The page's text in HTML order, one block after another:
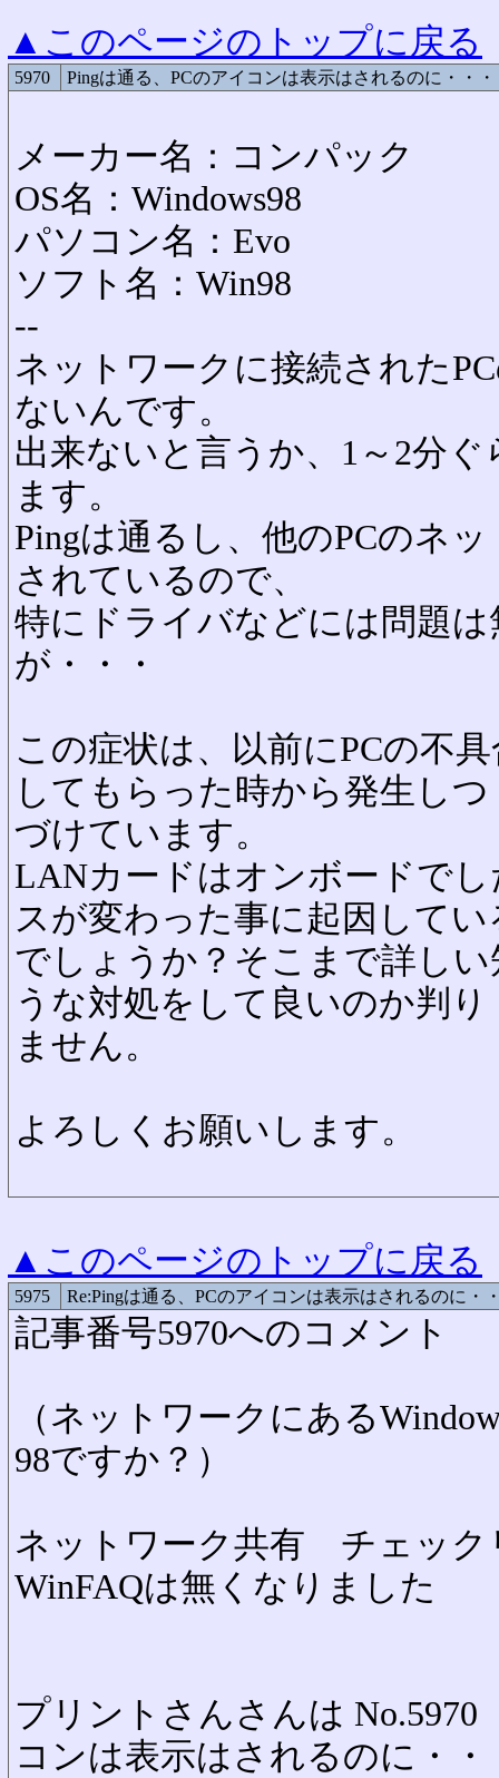
▲このページのトップに戻る
5970 Pingは通る、PCのアイコンは表示はされるのに・・・
メーカー名：コンパック
OS名：Windows98
パソコン名：Evo
ソフト名：Win98
--
ネットワークに接続された
ないんです。
出来ないと言うか、1～2分
ます。
Pingは通るし、他のPCのネ
されているので、
特にドライバなどには問題
が・・・
この症状は、以前にPCの不
してもらった時から発生しつ
づけています。
LANカードはオンボードで
スが変わった事に起因してい
でしょうか？そこまで詳し
うな対処をして良いのか判り
ません。
よろしくお願いします。
▲このページのトップに戻る
5975 Re:Pingは通る、PCのアイコンは表示はされるのに・
記事番号5970へのコメント
（ネットワークにある
98ですか？）
ネットワーク共有 チェック
WinFAQは無くなりました
プリントさんさんは No.5970
コンは表示はされるのに・・